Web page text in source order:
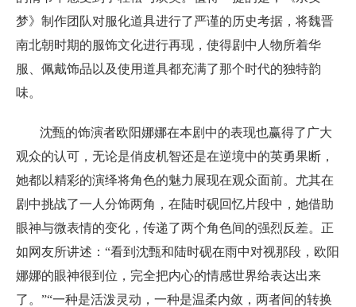
梦》制作团队对服化道具进行了严谨的历史考据，将魏晋
南北朝时期的服饰文化进行再现，使得剧中人物所着华
服、佩戴饰品以及使用道具都充满了那个时代的独特韵
味。
沈甄的饰演者欧阳娜娜在本剧中的表现也赢得了广大
观众的认可，无论是俏皮机智还是在逆境中的英勇果断，
她都以精彩的演绎将角色的魅力展现在观众面前。尤其在
剧中挑战了一人分饰两角，在陆时砚回忆片段中，她借助
眼神与微表情的变化，传递了两个角色间的强烈反差。正
如网友所讲述：“看到沈甄和陆时砚在雨中对视那段，欧阳
娜娜的眼神很到位，完全把内心的情感世界给表达出来
了。”“一种是活泼灵动，一种是温柔内敛，两者间的转换